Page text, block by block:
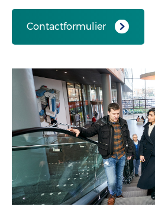
Contactformulier